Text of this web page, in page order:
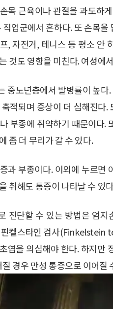
목 근육이나 관절을 과도하
업군에서 흔하다. 또 손목
, 자전거, 테니스 등 평소 안
것도 영향을 미친다. 여성에
중노년층에서 발병률이 높
적되며 증상이 더 심해진다
부종에 취약하기 때문이다.
좀 더 무리가 갈 수 있다.
과 부종이다. 이외에 누르면
취해도 통증이 나타날 수 있
진단할 수 있는 방법은 엄
켈스타인 검사(Finkelstein
염을 의심해야 한다. 하지만
경우 만성 통증으로 이어질